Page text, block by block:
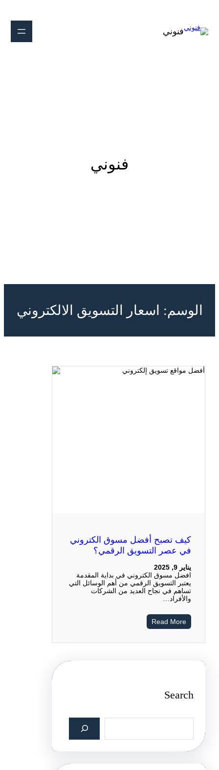
فنوني
فنوني
الوسم: اسعار التسويق الالكتروني
كيف تصبح أفضل مسوق الكتروني
في عصر التسويق الرقمي؟
يناير 9, 2025
افضل مسوق الكتروني في بداية المقدمة
يعتبر التسويق الرقمي من أهم الوسائل التي
تساهم في نجاح العديد من الشركات
والأفراد…
Read More
Search
c